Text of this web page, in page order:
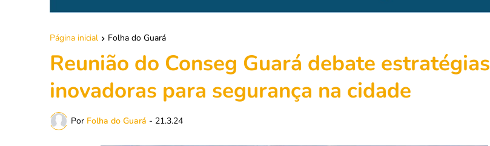
Página inicial Folha do Guará
Reunião do Conseg Guará debate estratégias
inovadoras para segurança na cidade
Por Folha do Guará - 21.3.24